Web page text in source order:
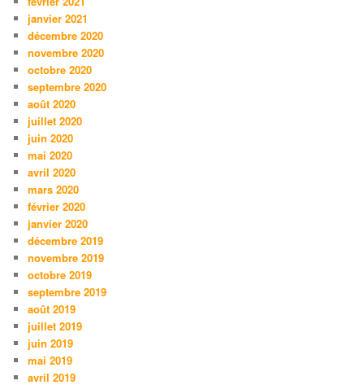
janvier 2021
décembre 2020
novembre 2020
octobre 2020
septembre 2020
août 2020
juillet 2020
juin 2020
mai 2020
avril 2020
mars 2020
février 2020
janvier 2020
décembre 2019
novembre 2019
octobre 2019
septembre 2019
août 2019
juillet 2019
juin 2019
mai 2019
avril 2019